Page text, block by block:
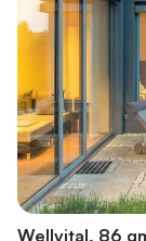
Wellvital, 86